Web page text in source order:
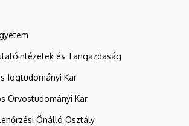
és Tangazdaság
Jogtudományi Kar
Orvostudományi Kar
Önálló Osztály